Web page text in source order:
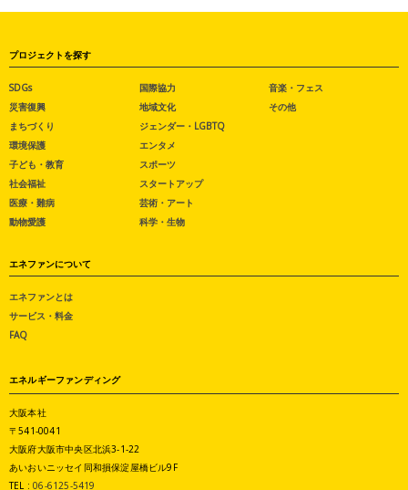
プロジェクトを探す
SDGs
災害復興
まちづくり
環境保護
子ども・教育
社会福祉
医療・難病
動物愛護
国際協力
地域文化
ジェンダー・LGBTQ
エンタメ
スポーツ
スタートアップ
芸術・アート
科学・生物
音楽・フェス
その他
エネファンについて
エネファンとは
サービス・料金
FAQ
エネルギーファンディング
大阪本社
〒541-0041
大阪府大阪市中央区北浜3-1-22
あいおいニッセイ同和損保淀屋橋ビル9F
TEL :06-6125-5419